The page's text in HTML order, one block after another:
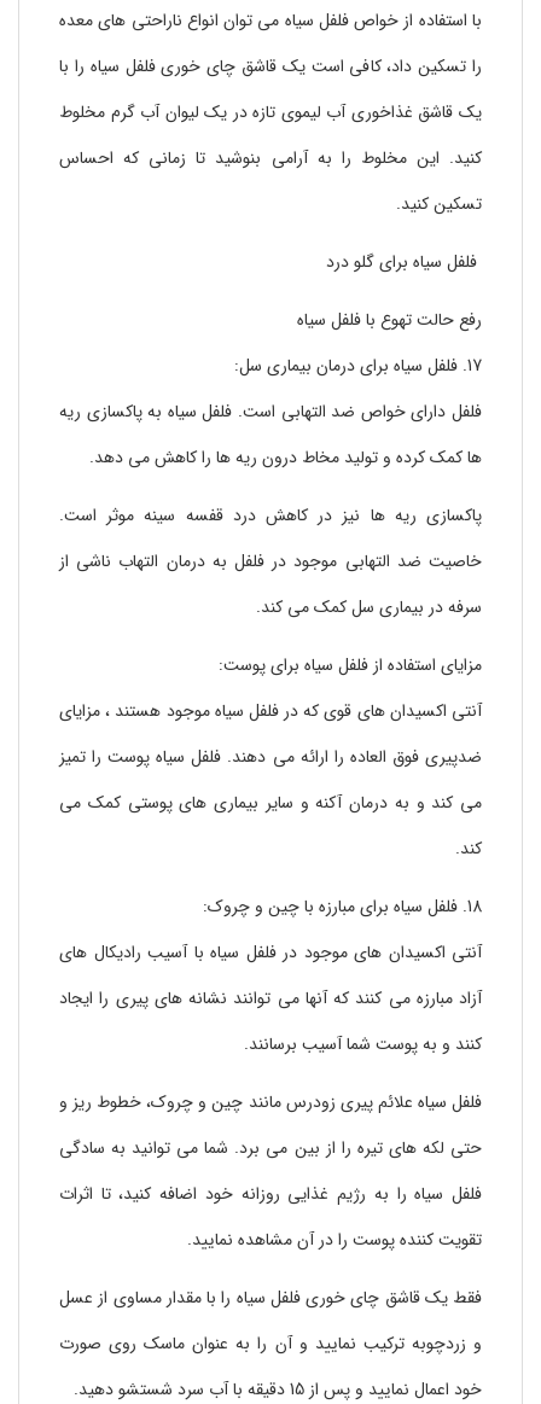
با استفاده از خواص فلفل سیاه می توان انواع ناراحتی های معده
را تسکین داد، کافی است یک قاشق چای خوری فلفل سیاه را با
یک قاشق غذاخوری آب لیموی تازه در یک لیوان آب گرم مخلوط
کنید. این مخلوط را به آرامی بنوشید تا زمانی که احساس
تسکین کنید.
فلفل سیاه برای گلو درد
رفع حالت تهوع با فلفل سیاه
17. فلفل سیاه برای درمان بیماری سل:
فلفل دارای خواص ضد التهابی است. فلفل سیاه به پاکسازی ریه
ها کمک کرده و تولید مخاط درون ریه ها را کاهش می دهد.
پاکسازی ریه ها نیز در کاهش درد قفسه سینه موثر است.
خاصیت ضد التهابی موجود در فلفل به درمان التهاب ناشی از
سرفه در بیماری سل کمک می کند.
مزایای استفاده از فلفل سیاه برای پوست:
آنتی اکسیدان های قوی که در فلفل سیاه موجود هستند ، مزایای
ضدپیری فوق العاده را ارائه می دهند. فلفل سیاه پوست را تمیز
می کند و به درمان آکنه و سایر بیماری های پوستی کمک می
کند.
18. فلفل سیاه برای مبارزه با چین و چروک:
آنتی اکسیدان های موجود در فلفل سیاه با آسیب رادیکال های
آزاد مبارزه می کنند که آنها می توانند نشانه های پیری را ایجاد
کنند و به پوست شما آسیب برسانند.
فلفل سیاه علائم پیری زودرس مانند چین و چروک، خطوط ریز و
حتی لکه های تیره را از بین می برد. شما می توانید به سادگی
فلفل سیاه را به رژیم غذایی روزانه خود اضافه کنید، تا اثرات
تقویت کننده پوست را در آن مشاهده نمایید.
فقط یک قاشق چای خوری فلفل سیاه را با مقدار مساوی از عسل
و زردچوبه ترکیب نمایید و آن را به عنوان ماسک روی صورت
خود اعمال نمایید و پس از 15 دقیقه با آب سرد شستشو دهید.